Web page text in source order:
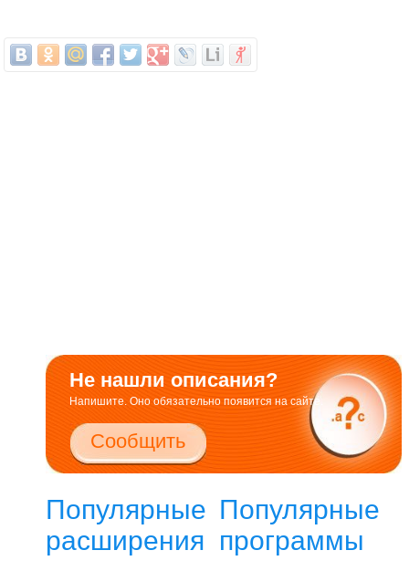
Не нашли описания?
Напишите. Оно обязательно появится на сайте.
Сообщить
Популярные
расширения
Популярные
программы